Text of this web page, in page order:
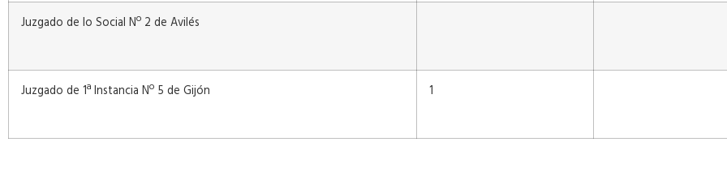
Juzgado de lo Social Nº 2 de Avilés
Juzgado de 1ª Instancia Nº 5 de Gijón 1